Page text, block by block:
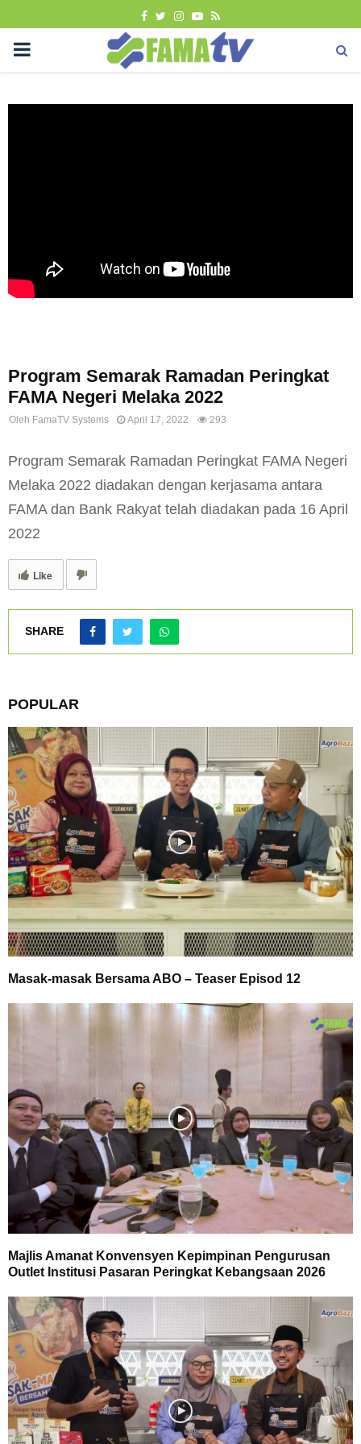
FACEBOOK
TWITTER
INSTAGRAM
YOUTUBE
RSS
PRIMARY
Program Semarak Ramadan Peringkat
FAMA Negeri Melaka 2022
Oleh FamaTV Systems April 17, 2022 293
Program Semarak Ramadan Peringkat FAMA Negeri
Melaka 2022 diadakan dengan kerjasama antara
FAMA dan Bank Rakyat telah diadakan pada 16 April
2022
Like
SHARE
POPULAR
Masak-masak Bersama ABO – Teaser Episod 12
Majlis Amanat Konvensyen Kepimpinan Pengurusan
Outlet Institusi Pasaran Peringkat Kebangsaan 2026